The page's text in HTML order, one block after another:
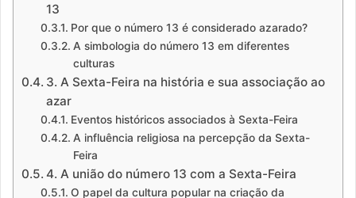
13
Por que o número 13 é considerado azarado?
A simbologia do número 13 em diferentes
culturas
3. A Sexta-Feira na história e sua associação ao
azar
Eventos históricos associados à Sexta-Feira
A influência religiosa na percepção da Sexta-
Feira
4. A união do número 13 com a Sexta-Feira
O papel da cultura popular na criação da